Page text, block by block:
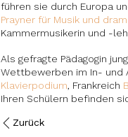
führen sie durch Europa
Prayner für Musik und
Kammermusikerin und -
Als gefragte Pädagogin
Wettbewerben im In- und
Klavierpodium, Frankreich
Ihren Schülern befinden
Zurück